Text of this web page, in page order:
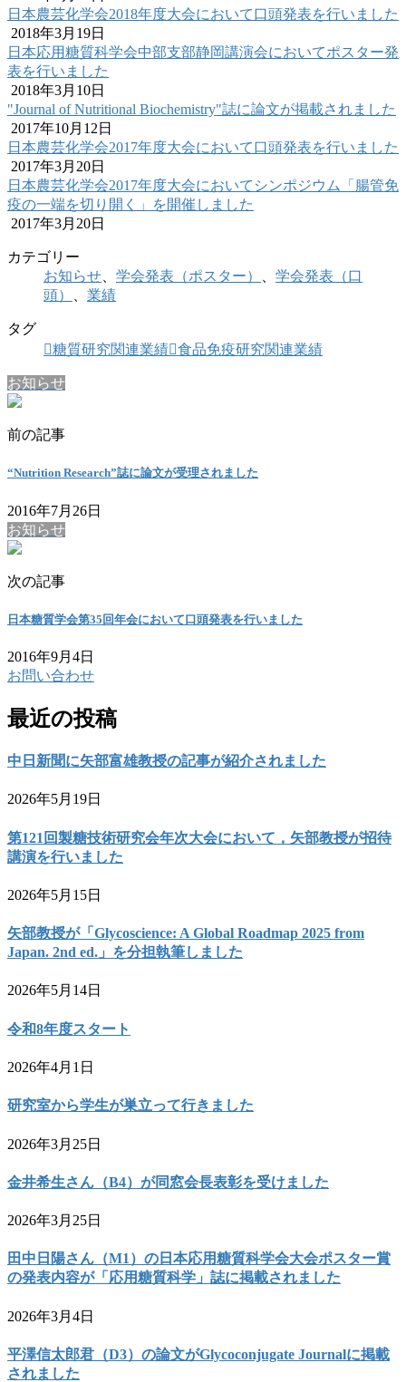
日本農芸化学会2018年度大会において口頭発表を行いました
2018年3月19日
日本応用糖質科学会中部支部静岡講演会においてポスター発
表を行いました
2018年3月10日
"Journal of Nutritional Biochemistry"誌に論文が掲載されました
2017年10月12日
日本農芸化学会2017年度大会において口頭発表を行いました
2017年3月20日
日本農芸化学会2017年度大会においてシンポジウム「腸管免
疫の一端を切り開く」を開催しました
2017年3月20日
カテゴリー
お知らせ
学会発表（ポスター）
学会発表（口
頭）
業績
タグ
糖質研究関連業績 食品免疫研究関連業績
お知らせ
前の記事
“Nutrition Research”誌に論文が受理されました
2016年7月26日
お知らせ
次の記事
日本糖質学会第35回年会において口頭発表を行いました
2016年9月4日
お問い合わせ
最近の投稿
中日新聞に矢部富雄教授の記事が紹介されました
2026年5月19日
第121回製糖技術研究会年次大会において，矢部教授が招待
講演を行いました
2026年5月15日
矢部教授が「Glycoscience: A Global Roadmap 2025 from
Japan. 2nd ed.」を分担執筆しました
2026年5月14日
令和8年度スタート
2026年4月1日
研究室から学生が巣立って行きました
2026年3月25日
金井希生さん（B4）が同窓会長表彰を受けました
2026年3月25日
田中日陽さん（M1）の日本応用糖質科学会大会ポスター賞
の発表内容が「応用糖質科学」誌に掲載されました
2026年3月4日
平澤信太郎君（D3）の論文がGlycoconjugate Journalに掲載
されました